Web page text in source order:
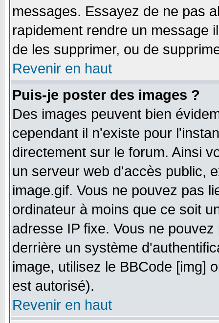
messages. Essayez de ne pas
rapidement rendre un message
de les supprimer, ou de
Revenir en haut
Puis-je poster des images ?
Des images peuvent bien
cependant il n'existe pour
directement sur le forum. Ainsi
un serveur web d'accès public,
image.gif. Vous ne pouvez pas
ordinateur à moins que ce soit
adresse IP fixe. Vous ne
derrière un système
image, utilisez le BBCode [img]
est autorisé).
Revenir en haut